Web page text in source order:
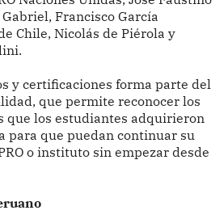
Francisco García
Chile, Nicolás de Piérola y
y certificaciones forma parte del
que permite reconocer los
que los estudiantes adquirieron
para que puedan continuar su
o instituto sin empezar desde